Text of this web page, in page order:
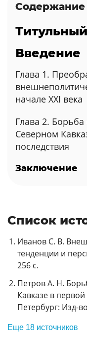
Содержание
Введение
Глава 1.
начале XXI века
Глава 2.
Северном
последствия
Заключение
Список
Иванов С. В.
тенденции и
256 с.
Петров А. Н.
Кавказе в первой
Петербург: Изд-
Еще 18 источников